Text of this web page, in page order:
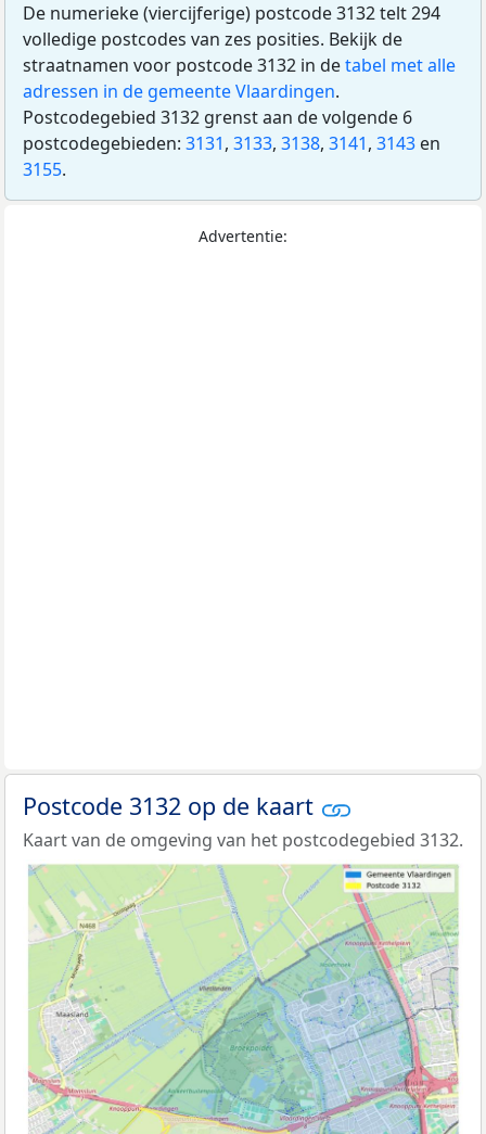
De numerieke (viercijferige) postcode 3132 telt 294
volledige postcodes van zes posities. Bekijk de
straatnamen voor postcode 3132 in detabel met alle
adressen in de gemeente Vlaardingen.
Postcodegebied 3132 grenst aan de volgende 6
postcodegebieden: 3131, 3133, 3138, 3141, 3143 en
3155.
Advertentie:
Postcode 3132 op de kaart
Kaart van de omgeving van het postcodegebied 3132.